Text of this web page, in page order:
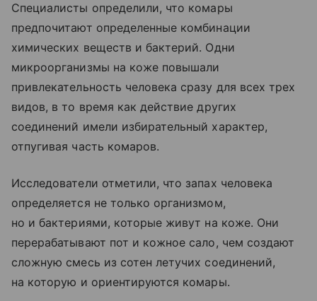
Специалисты определили, что комары
предпочитают определенные комбинации
химических веществ и бактерий. Одни
микроорганизмы на коже повышали
привлекательность человека сразу для всех трех
видов, в то время как действие других
соединений имели избирательный характер,
отпугивая часть комаров.
Исследователи отметили, что запах человека
определяется не только организмом,
но и бактериями, которые живут на коже. Они
перерабатывают пот и кожное сало, чем создают
сложную смесь из сотен летучих соединений,
на которую и ориентируются комары.